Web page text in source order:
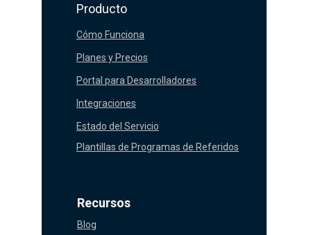
Blog
Recursos
Cómo Funciona
Integraciones
Plantillas de Programas de Referidos
Estado del Servicio
Portal para Desarrolladores
Planes y Precios
Producto